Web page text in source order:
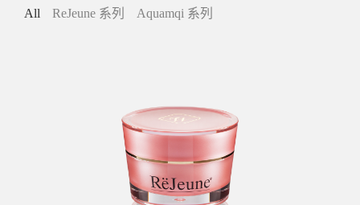
All ReJeune 系列 Aquamqi 系列